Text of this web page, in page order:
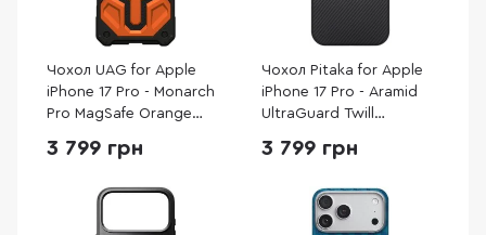
Чохол UAG for Apple
iPhone 17 Pro - Monarch
Pro MagSafe Orange
3 799 грн
Чохол Pitaka for Apple
iPhone 17 Pro - Aramid
UltraGuard Twill
3 799 грн